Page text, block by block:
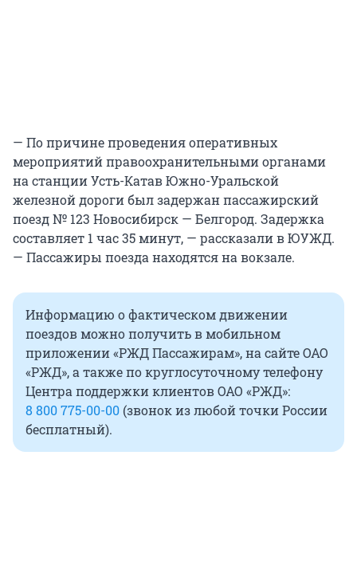
— По причине проведения оперативных
мероприятий правоохранительными органами
на станции Усть-Катав Южно-Уральской
железной дороги был задержан пассажирский
поезд № 123 Новосибирск — Белгород. Задержка
составляет 1 час 35 минут, — рассказали в ЮУЖД.
— Пассажиры поезда находятся на вокзале.
Информацию о фактическом движении
поездов можно получить в мобильном
приложении «РЖД Пассажирам», на сайте ОАО
«РЖД», а также по круглосуточному телефону
Центра поддержки клиентов ОАО «РЖД»:
8 800 775-00-00 (звонок из любой точки России
бесплатный).